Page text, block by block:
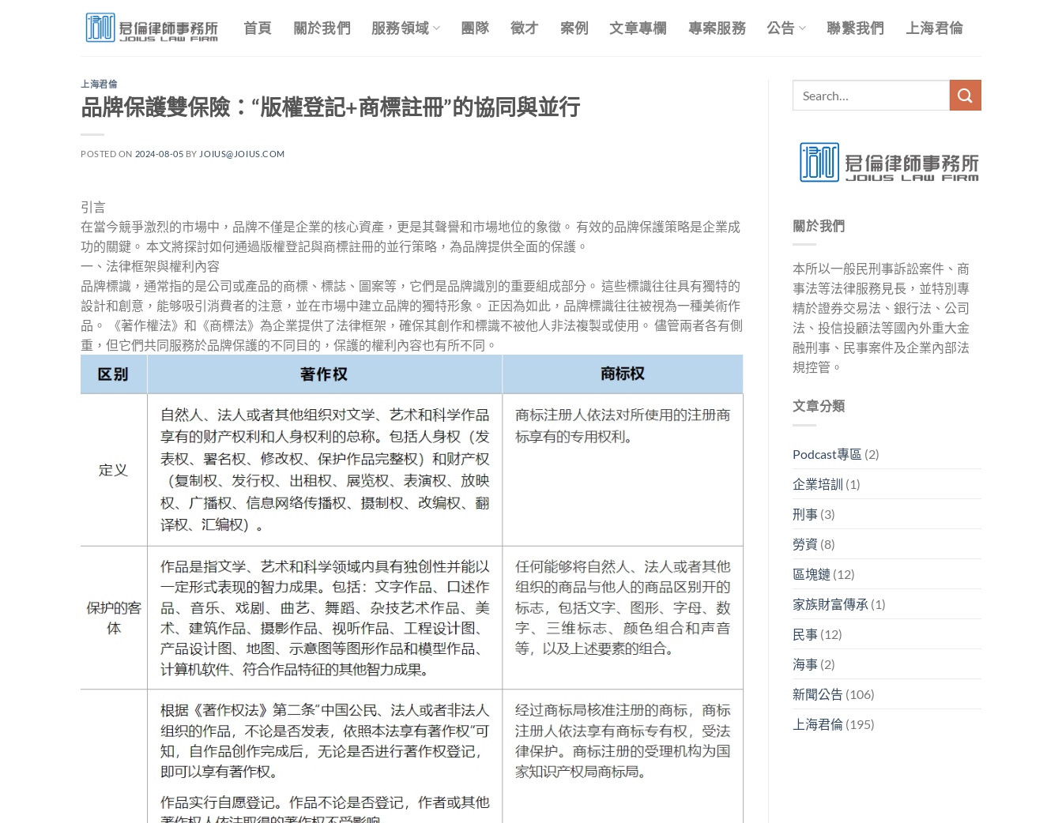
首頁 關於我們 服務領域 團隊 徵才 案例 文章專欄 專案服務 公告 聯繫我們 上海君倫
上海君倫
品牌保護雙保險：“版權登記+商標註冊”的協同與並行
POSTED ON 2024-08-05 BY JOIUS@JOIUS.COM
引言
在當今競爭激烈的市場中，品牌不僅是企業的核心資產，更是其聲譽和市場地位的象徵。 有效的品牌保護策略是企業成
功的關鍵。 本文將探討如何通過版權登記與商標註冊的並行策略，為品牌提供全面的保護。
一、法律框架與權利內容
品牌標識，通常指的是公司或產品的商標、標誌、圖案等，它們是品牌識別的重要組成部分。 這些標識往往具有獨特的
設計和創意，能够吸引消費者的注意，並在市場中建立品牌的獨特形象。 正因為如此，品牌標識往往被視為一種美術作
品。 《著作權法》和《商標法》為企業提供了法律框架，確保其創作和標識不被他人非法複製或使用。 儘管兩者各有側
重，但它們共同服務於品牌保護的不同目的，保護的權利內容也有所不同。
關於我們
本所以一般民刑事訴訟案件、商
事法等法律服務見長，並特別專
精於證券交易法、銀行法、公司
法、投信投顧法等國內外重大金
融刑事、民事案件及企業內部法
規控管。
文章分類
Podcast專區 (2)
企業培訓 (1)
刑事 (3)
勞資 (8)
區塊鏈 (12)
家族財富傳承 (1)
民事 (12)
海事 (2)
新聞公告 (106)
上海君倫 (195)